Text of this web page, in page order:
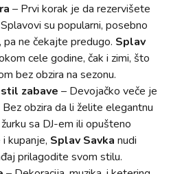
– Prvi korak je da rezervišete
su popularni, posebno
ne čekajte predugo. Splav
cele godine, čak i zimi, što
bez obzira na sezonu.
zabave – Devojačko veče je
obzira da li želite elegantnu
sa DJ-em ili opušteno
kupanje, Splav Savka nudi
prilagodite svom stilu.